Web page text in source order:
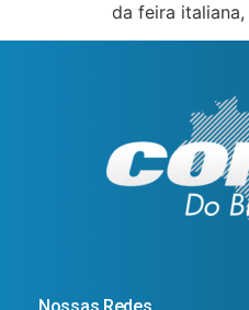
da feira